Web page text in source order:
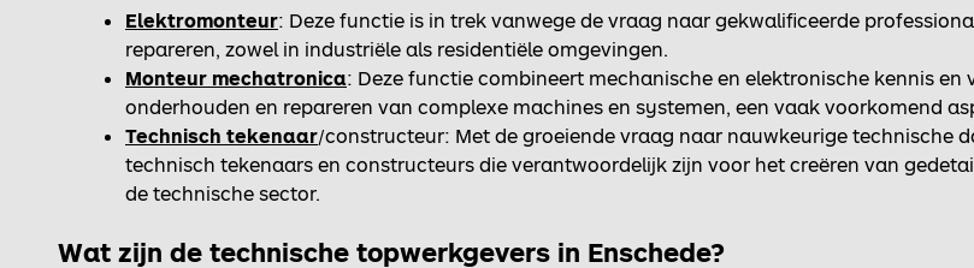
Elektromonteur: Deze functie is in trek vanwege de vraag naar gekwalificeerde
repareren, zowel in industriële als residentiële omgevingen.
Monteur mechatronica: Deze functie combineert mechanische en elektronische kennis
onderhouden en repareren van complexe machines en systemen, een vaak voorkomend
Technisch tekenaar/constructeur: Met de groeiende vraag naar nauwkeurige technische
technisch tekenaars en constructeurs die verantwoordelijk zijn voor het creëren van
de technische sector.
Wat zijn de technische topwerkgevers in Enschede?